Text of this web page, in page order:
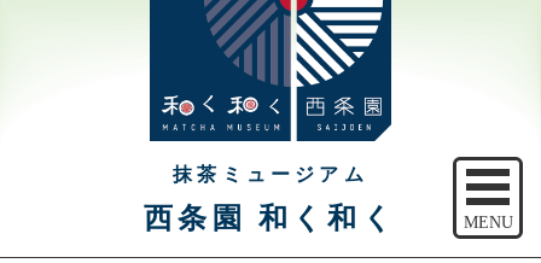
抹茶ミュージアム
西条園 和く和く MENU